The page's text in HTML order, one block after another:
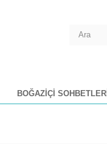
BOĞAZIÇI SOHBETLERI